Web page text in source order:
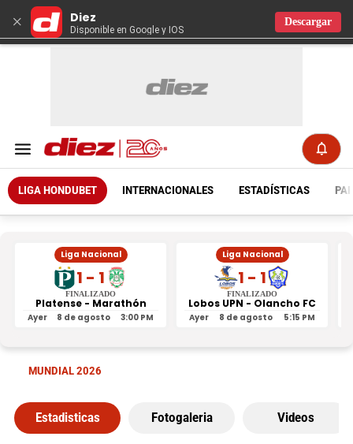
× Diez
Disponible en Google y IOS
Descargar
LIGA HONDUBET INTERNACIONALES ESTADÍSTICAS
Liga Nacional
1 - 1
FINALIZADO
Platense - Marathón
Ayer 8 de agosto 3:00 PM
Liga Nacional
1 - 1
FINALIZADO
Lobos UPN - Olancho FC
Ayer 8 de agosto 5:15 PM
MUNDIAL 2026
Estadisticas Fotogaleria Videos